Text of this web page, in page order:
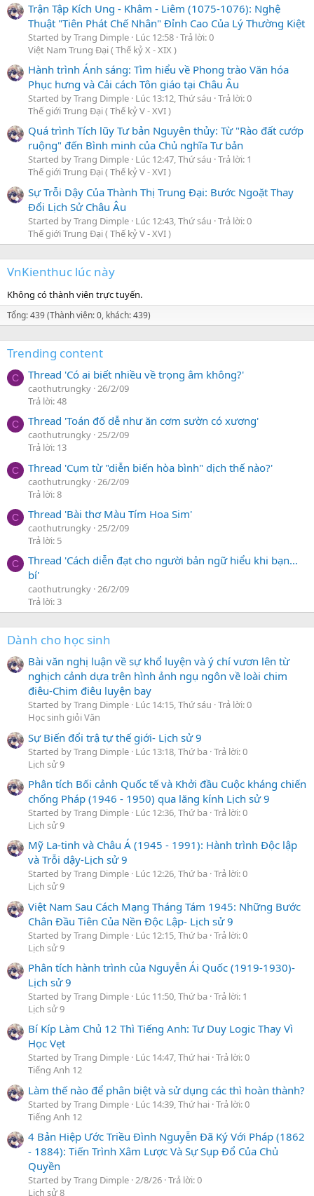
Trận Tập Kích Ung - Khâm - Liêm (1075-1076): Nghệ
Thuật "Tiên Phát Chế Nhân" Đỉnh Cao Của Lý Thường Kiệt
Started by Trang Dimple Lúc 12:58 Trả lời: 0
Việt Nam Trung Đại ( Thế kỷ X - XIX )
Hành trình Ánh sáng: Tìm hiểu về Phong trào Văn hóa
Phục hưng và Cải cách Tôn giáo tại Châu Âu
Started by Trang Dimple Lúc 13:12, Thứ sáu Trả lời: 0
Thế giới Trung Đại ( Thế kỷ V - XVI )
Quá trình Tích lũy Tư bản Nguyên thủy: Từ "Rào đất cướp
ruộng" đến Bình minh của Chủ nghĩa Tư bản
Started by Trang Dimple Lúc 12:47, Thứ sáu Trả lời: 1
Thế giới Trung Đại ( Thế kỷ V - XVI )
Sự Trỗi Dậy Của Thành Thị Trung Đại: Bước Ngoặt Thay
Đổi Lịch Sử Châu Âu
Started by Trang Dimple Lúc 12:43, Thứ sáu Trả lời: 0
Thế giới Trung Đại ( Thế kỷ V - XVI )
VnKienthuc lúc này
Không có thành viên trực tuyến.
Tổng: 439 (Thành viên: 0, khách: 439)
Trending content
C Thread 'Có ai biết nhiều về trọng âm không?'
caothutrungky 26/2/09
Trả lời: 48
C Thread 'Toán đố dễ như ăn cơm sườn có xương'
caothutrungky 25/2/09
Trả lời: 13
C Thread 'Cụm từ "diễn biến hòa bình" dịch thế nào?'
caothutrungky 26/2/09
Trả lời: 8
C Thread 'Bài thơ Màu Tím Hoa Sim'
caothutrungky 25/2/09
Trả lời: 5
C
Thread 'Cách diễn đạt cho người bản ngữ hiểu khi bạn…
bí'
caothutrungky 26/2/09
Trả lời: 3
Dành cho học sinh
Bài văn nghị luận về sự khổ luyện và ý chí vươn lên từ
nghịch cảnh dựa trên hình ảnh ngụ ngôn về loài chim
điêu-Chim điêu luyện bay
Started by Trang Dimple Lúc 14:15, Thứ sáu Trả lời: 0
Học sinh giỏi Văn
Sự Biến đổi trậ tự thế giới- Lịch sử 9
Started by Trang Dimple Lúc 13:18, Thứ ba Trả lời: 0
Lịch sử 9
Phân tích Bối cảnh Quốc tế và Khởi đầu Cuộc kháng chiến
chống Pháp (1946 - 1950) qua lăng kính Lịch sử 9
Started by Trang Dimple Lúc 12:36, Thứ ba Trả lời: 0
Lịch sử 9
Mỹ La-tinh và Châu Á (1945 - 1991): Hành trình Độc lập
và Trỗi dậy-Lịch sử 9
Started by Trang Dimple Lúc 12:26, Thứ ba Trả lời: 0
Lịch sử 9
Việt Nam Sau Cách Mạng Tháng Tám 1945: Những Bước
Chân Đầu Tiên Của Nền Độc Lập- Lịch sử 9
Started by Trang Dimple Lúc 12:15, Thứ ba Trả lời: 0
Lịch sử 9
Phân tích hành trình của Nguyễn Ái Quốc (1919-1930)-
Lịch sử 9
Started by Trang Dimple Lúc 11:50, Thứ ba Trả lời: 1
Lịch sử 9
Bí Kíp Làm Chủ 12 Thì Tiếng Anh: Tư Duy Logic Thay Vì
Học Vẹt
Started by Trang Dimple Lúc 14:47, Thứ hai Trả lời: 0
Tiếng Anh 12
Làm thế nào để phân biệt và sử dụng các thì hoàn thành?
Started by Trang Dimple Lúc 14:39, Thứ hai Trả lời: 0
Tiếng Anh 12
4 Bản Hiệp Ước Triều Đình Nguyễn Đã Ký Với Pháp (1862
- 1884): Tiến Trình Xâm Lược Và Sự Sụp Đổ Của Chủ
Quyền
Started by Trang Dimple 2/8/26 Trả lời: 0
Lịch sử 8